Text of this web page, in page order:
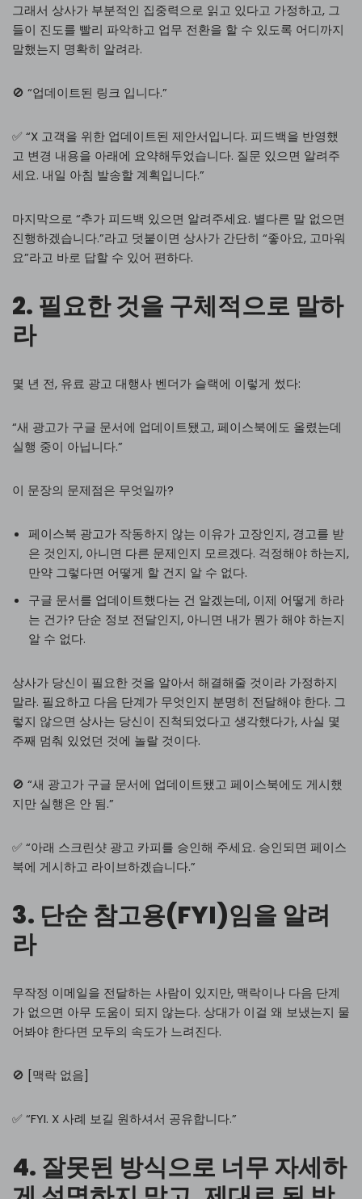
그래서 상사가 부분적인 집중력으로 읽고 있다고 가정하고, 그
들이 진도를 빨리 파악하고 업무 전환을 할 수 있도록 어디까지
말했는지 명확히 알려라.
🚫 “업데이트된 링크 입니다.”
✅ “X 고객을 위한 업데이트된 제안서입니다. 피드백을 반영했
고 변경 내용을 아래에 요약해두었습니다. 질문 있으면 알려주
세요. 내일 아침 발송할 계획입니다.”
마지막으로 “추가 피드백 있으면 알려주세요. 별다른 말 없으면
진행하겠습니다.”라고 덧붙이면 상사가 간단히 “좋아요, 고마워
요”라고 바로 답할 수 있어 편하다.
2. 필요한 것을 구체적으로 말하
라
몇 년 전, 유료 광고 대행사 벤더가 슬랙에 이렇게 썼다:
“새 광고가 구글 문서에 업데이트됐고, 페이스북에도 올렸는데
실행 중이 아닙니다.”
이 문장의 문제점은 무엇일까?
페이스북 광고가 작동하지 않는 이유가 고장인지, 경고를 받
은 것인지, 아니면 다른 문제인지 모르겠다. 걱정해야 하는지,
만약 그렇다면 어떻게 할 건지 알 수 없다.
구글 문서를 업데이트했다는 건 알겠는데, 이제 어떻게 하라
는 건가? 단순 정보 전달인지, 아니면 내가 뭔가 해야 하는지
알 수 없다.
상사가 당신이 필요한 것을 알아서 해결해줄 것이라 가정하지
말라. 필요하고 다음 단계가 무엇인지 분명히 전달해야 한다. 그
렇지 않으면 상사는 당신이 진척되었다고 생각했다가, 사실 몇
주째 멈춰 있었던 것에 놀랄 것이다.
🚫 “새 광고가 구글 문서에 업데이트됐고 페이스북에도 게시했
지만 실행은 안 됨.”
✅ “아래 스크린샷 광고 카피를 승인해 주세요. 승인되면 페이스
북에 게시하고 라이브하겠습니다.”
3. 단순 참고용(FYI)임을 알려
라
무작정 이메일을 전달하는 사람이 있지만, 맥락이나 다음 단계
가 없으면 아무 도움이 되지 않는다. 상대가 이걸 왜 보냈는지 물
어봐야 한다면 모두의 속도가 느려진다.
🚫 [맥락 없음]
✅ “FYI. X 사례 보길 원하셔서 공유합니다.”
4. 잘못된 방식으로 너무 자세하